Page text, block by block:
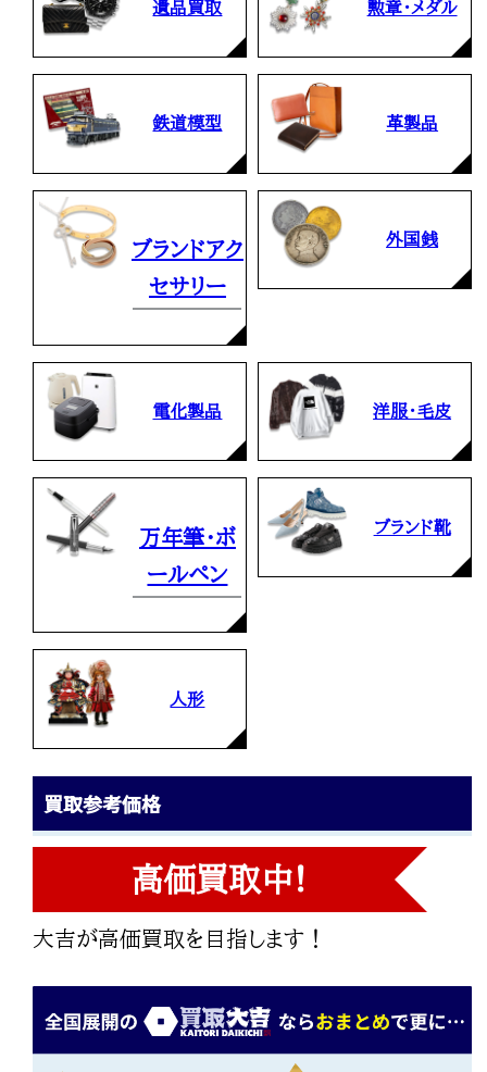
遺品買取 勲章・メダル
鉄道模型 革製品
ブランドアク
セサリー
外国銭
電化製品 洋服・毛皮
万年筆・ボ
ールペン
ブランド靴
人形
買取参考価格
高価買取中!
大吉が高価買取を目指します！